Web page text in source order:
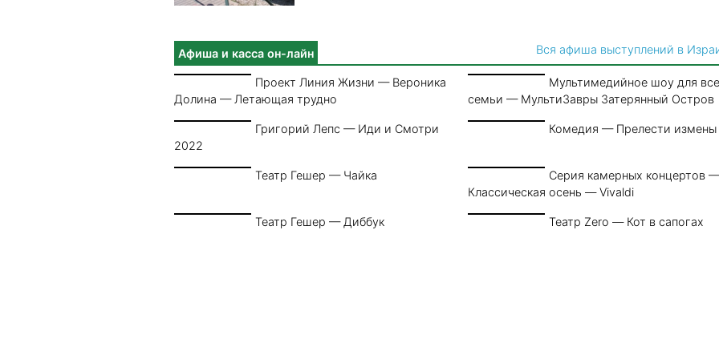
Афиша и касса он-лайн Вся афиша выступлений в
Проект Линия Жизни — Вероника
Долина — Летающая трудно
Мультимедийное шоу для
семьи — МультиЗавры Затерянный Остров
Григорий Лепс — Иди и Смотри
2022
Комедия — Прелести измены
Театр Гешер — Чайка
Серия камерных концертов —
Классическая осень — Vivaldi
Театр Гешер — Диббук Театр Zero — Кот в сапогах